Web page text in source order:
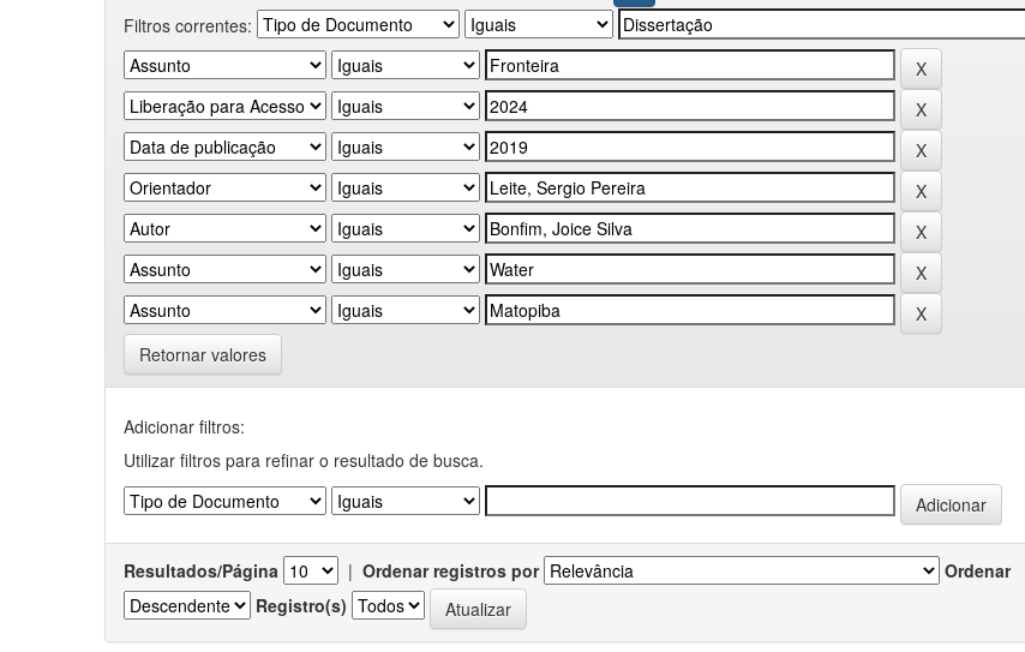
Filtros correntes:
Retornar valores
Adicionar filtros:
Utilizar filtros para refinar o resultado de busca.
Resultados/Página | Ordenar registros por
Ordenar
Registro(s)